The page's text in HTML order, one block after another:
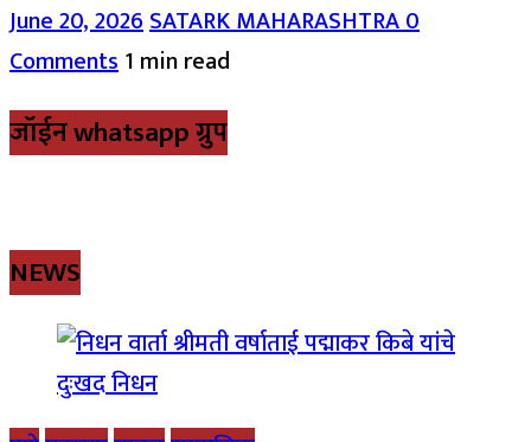
June 20, 2026SATARK MAHARASHTRA0
Comments1 min read
जॉईन whatsapp ग्रुप
NEWS